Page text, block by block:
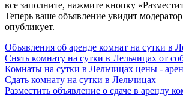
все заполните, нажмите кнопку
Теперь ваше объявление увидит
опубликует.
Объявления об аренде комнат на сутки в
Снять комнату на сутки в Лельчицах от
Комнаты на сутки в Лельчицах цены -
Сдать комнату на сутки в Лельчицах
Разместить объявление о сдаче в аренду